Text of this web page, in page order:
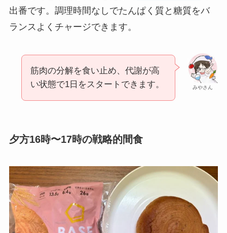
出番です。調理時間なしでたんぱく質と糖質をバ
ランスよくチャージできます。
みやさん
筋肉の分解を食い止め、代謝が高
い状態で1日をスタートできます。
夕方16時〜17時の戦略的間食